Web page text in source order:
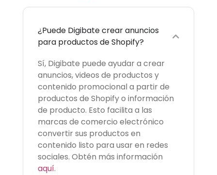
¿Puede Digibate crear anuncios
para productos de Shopify?
Sí, Digibate puede ayudar a crear
anuncios, videos de productos y
contenido promocional a partir de
productos de Shopify o información
de producto. Esto facilita a las
marcas de comercio electrónico
convertir sus productos en
contenido listo para usar en redes
sociales. Obtén más información
aquí.